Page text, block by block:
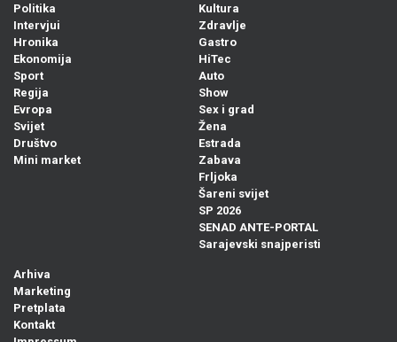
Politika
Intervjui
Hronika
Ekonomija
Sport
Regija
Evropa
Svijet
Društvo
Mini market
Kultura
Zdravlje
Gastro
HiTec
Auto
Show
Sex i grad
Žena
Estrada
Zabava
Frljoka
Šareni svijet
SP 2026
SENAD ANTE-PORTAL
Sarajevski snajperisti
Arhiva
Marketing
Pretplata
Kontakt